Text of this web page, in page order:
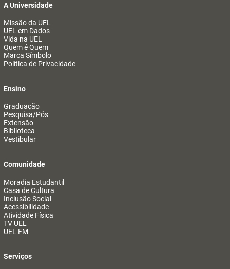
A Universidade
Missão da UEL
UEL em Dados
Vida na UEL
Quem é Quem
Marca Símbolo
Política de Privacidade
Ensino
Graduação
Pesquisa/Pós
Extensão
Biblioteca
Vestibular
Comunidade
Moradia Estudantil
Casa de Cultura
Inclusão Social
Acessibilidade
Atividade Física
TV UEL
UEL FM
Serviços